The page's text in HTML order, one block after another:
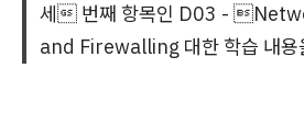
세 번째 항목인 D03 -
and Firewalling 대한 학습 내용